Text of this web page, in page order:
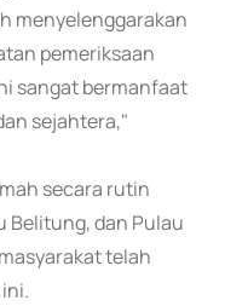
menyelenggarakan
pemeriksaan
sangat bermanfaat
sejahtera,"
secara rutin
Belitung, dan Pulau
telah